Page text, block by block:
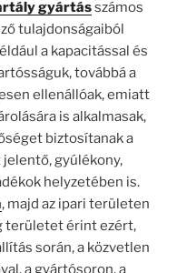
gyártásszámos
tulajdonságaiból
a kapacitással és
továbbá a
ellenállóak, emiatt
is alkalmasak,
biztosítanak a
gyúlékony,
helyzetében is.
, majd az ipari területen
területet érint ezért,
során, a közvetlen